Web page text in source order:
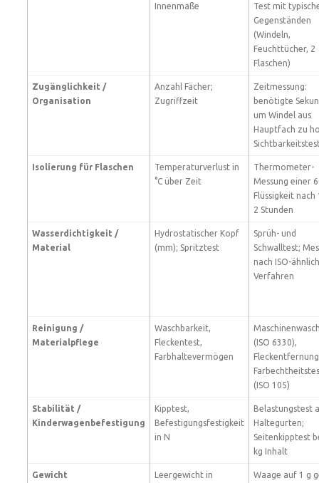
Innenmaße
Test mit
Gegenständen
(Windeln,
Feuchttücher, 2
Flaschen)
Zugänglichkeit /
Organisation
Anzahl Fächer;
Zugriffzeit
Zeitmessung:
benötigte
um Windel aus
Hauptfach zu
Isolierung für Flaschen
Temperaturverlust in
°C über Zeit
Thermometer-
Messung einer
Flüssigkeit nach
2 Stunden
Wasserdichtigkeit /
Material
Hydrostatischer Kopf
(mm); Spritztest
Sprüh- und
Schwalltest;
nach ISO-
Verfahren
Reinigung /
Materialpflege
Waschbarkeit,
Fleckentest,
Farbhaltevermögen
(ISO 6330),
(ISO 105)
Stabilität /
Kinderwagenbefestigung
Kipptest,
Befestigungsfestigkeit
in N
Belastungstest
Haltegurten;
Seitenkipptest
kg Inhalt
Gewicht
Leergewicht in
Waage auf 1 g